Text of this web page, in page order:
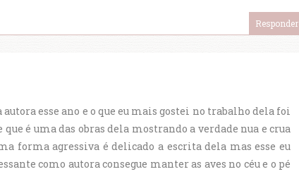
Responder
esse ano e o que eu mais gostei no trabalho dela foi
é uma das obras dela mostrando a verdade nua e crua
forma agressiva é delicado a escrita dela mas esse eu
como autora consegue manter as aves no céu e o pé